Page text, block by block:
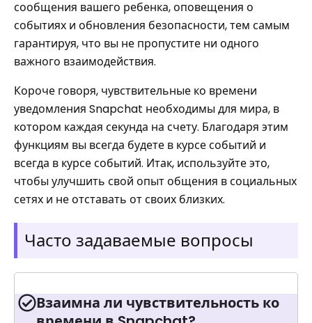
сообщения вашего ребенка, оповещения о
событиях и обновления безопасности, тем самым
гарантируя, что вы не пропустите ни одного
важного взаимодействия.
Короче говоря, чувствительные ко времени
уведомления Snapchat необходимы для мира, в
котором каждая секунда на счету. Благодаря этим
функциям вы всегда будете в курсе событий и
всегда в курсе событий. Итак, используйте это,
чтобы улучшить свой опыт общения в социальных
сетях и не отставать от своих близких.
Часто задаваемые вопросы
Взаимна ли чувствительность ко